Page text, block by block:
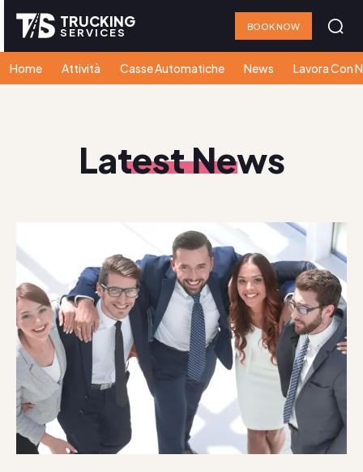
TRUCKING
SERVICES BOOK NOW
Home Attività Casse Automatiche News Lavora Con
Latest News